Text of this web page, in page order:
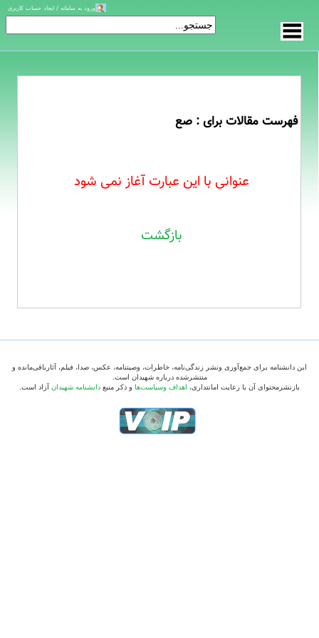
فهرست مقالات برای : صع
عنوانی با این عبارت آغاز نمی شود
بازگشت
ورود به سامانه / ایجاد حساب کاربری
این دانشنامه برای جمع‌آوری ونشر زندگی‌نامه، خاطرات، وصیتنامه، عکس، صدا، فیلم، آثارباقی‌مانده و
منتشرشده درباره شهیدان است.
بازنشرمحتوای آن با رعایت امانتداری، اهداف وسیاست‌ها و ذکر منبع دانشنامه شهیدان آزاد است.